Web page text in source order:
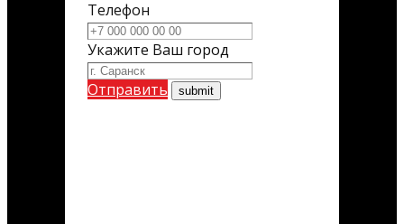
Телефон
Укажите Ваш город
Отправить